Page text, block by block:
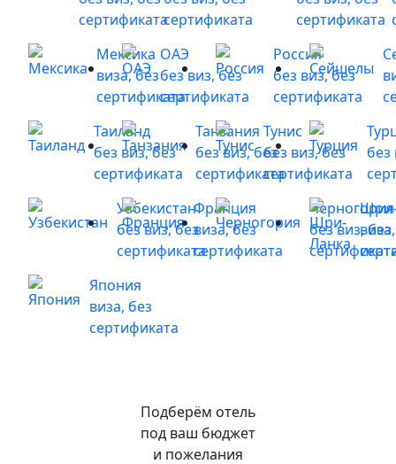
сертификатасертификата
сертификата
Мексика
виза, без
сертификата
ОАЭ
без виз, без
сертификата
Россия
без виз, без
сертификата
Таиланд
без виз, без
сертификата
Танзания
без виз, без
сертификата
Тунис
без виз, без
сертификата
без
Узбекистан
без виз, без
сертификата
Франция
виза, без
сертификата
Черногория
без виз, без
Япония
виза, без
сертификата
Подберём отель
под ваш бюджет
и пожелания